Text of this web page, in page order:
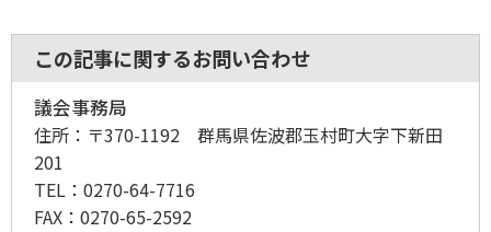
この記事に関するお問い合わせ
議会事務局
住所： 〒370-1192 群馬県佐波郡玉村町大字下新田
201
TEL： 0270-64-7716
FAX： 0270-65-2592